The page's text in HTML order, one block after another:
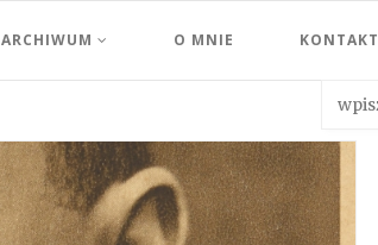
ARCHIWUM O MNIE KONTAKT